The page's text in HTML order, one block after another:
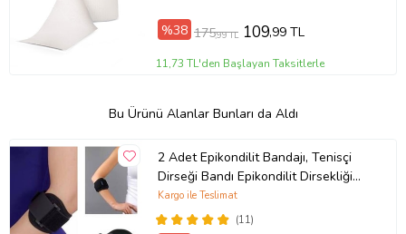
%38 175,99 TL 109,99 TL
11,73 TL'den Başlayan Taksitlerle
Bu Ürünü Alanlar Bunları da Aldı
2 Adet Epikondilit Bandajı, Tenisçi
Dirseği Bandı Epikondilit Dirsekliği
Ücretsiz Kargo Dirsek Bandı
(11)
Kargo ile Teslimat